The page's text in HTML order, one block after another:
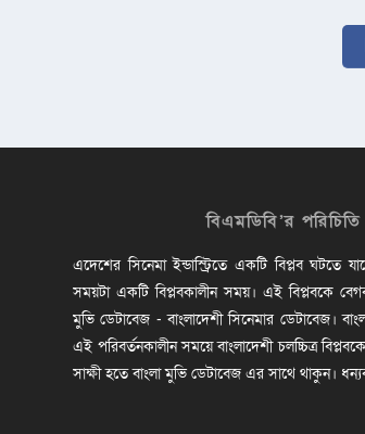
বিএমডিবি’র পরিচিতি
এদেশের সিনেমা ইন্ডাস্ট্রিতে একটি বিপ্লব ঘটতে
সময়টা একটি বিপ্লবকালীন সময়। এই বিপ্লবকে
মুভি ডেটাবেজ - বাংলাদেশী সিনেমার ডেটাবেজ।
এই পরিবর্তনকালীন সময়ে বাংলাদেশী চলচ্চিত্র
সাক্ষী হতে বাংলা মুভি ডেটাবেজ এর সাথে থাকুন।